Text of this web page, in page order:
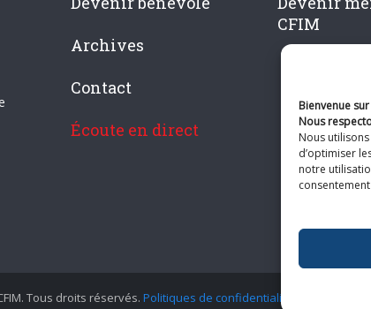
Bienvenue
Nous
Nous
d’optimiser
notre
Archives
Contact
Écoute en direct
CFIM
Tous droits réservés. Politiques de confidentialité